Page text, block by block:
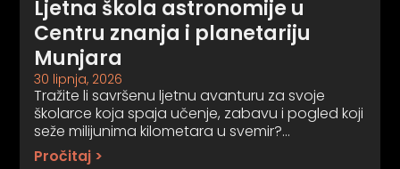
Ljetna škola astronomije u
Centru znanja i planetariju
Munjara
30 lipnja, 2026
Tražite li savršenu ljetnu avanturu za svoje
školarce koja spaja učenje, zabavu i pogled koji
seže milijunima kilometara u svemir?…
Pročitaj >